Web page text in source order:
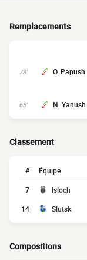
Remplacements
78' O. Papush
65' N. Yanush
Classement
# Équipe
7 Isloch
14
Slutsk
Compositions